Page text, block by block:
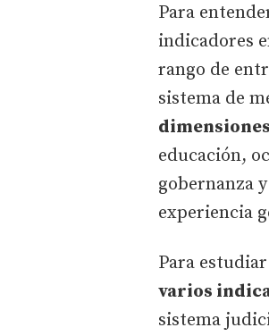
Para
indicadores
rango de
sistema de
educación,
gobernanza
experiencia
Para
varios
sistema